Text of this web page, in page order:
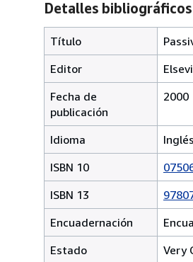
Detalles bibliográficos
Título
Editor
Fecha de
publicación
2000
Idioma
Inglés
ISBN 10
ISBN 13
Encuadernación
Estado
Very